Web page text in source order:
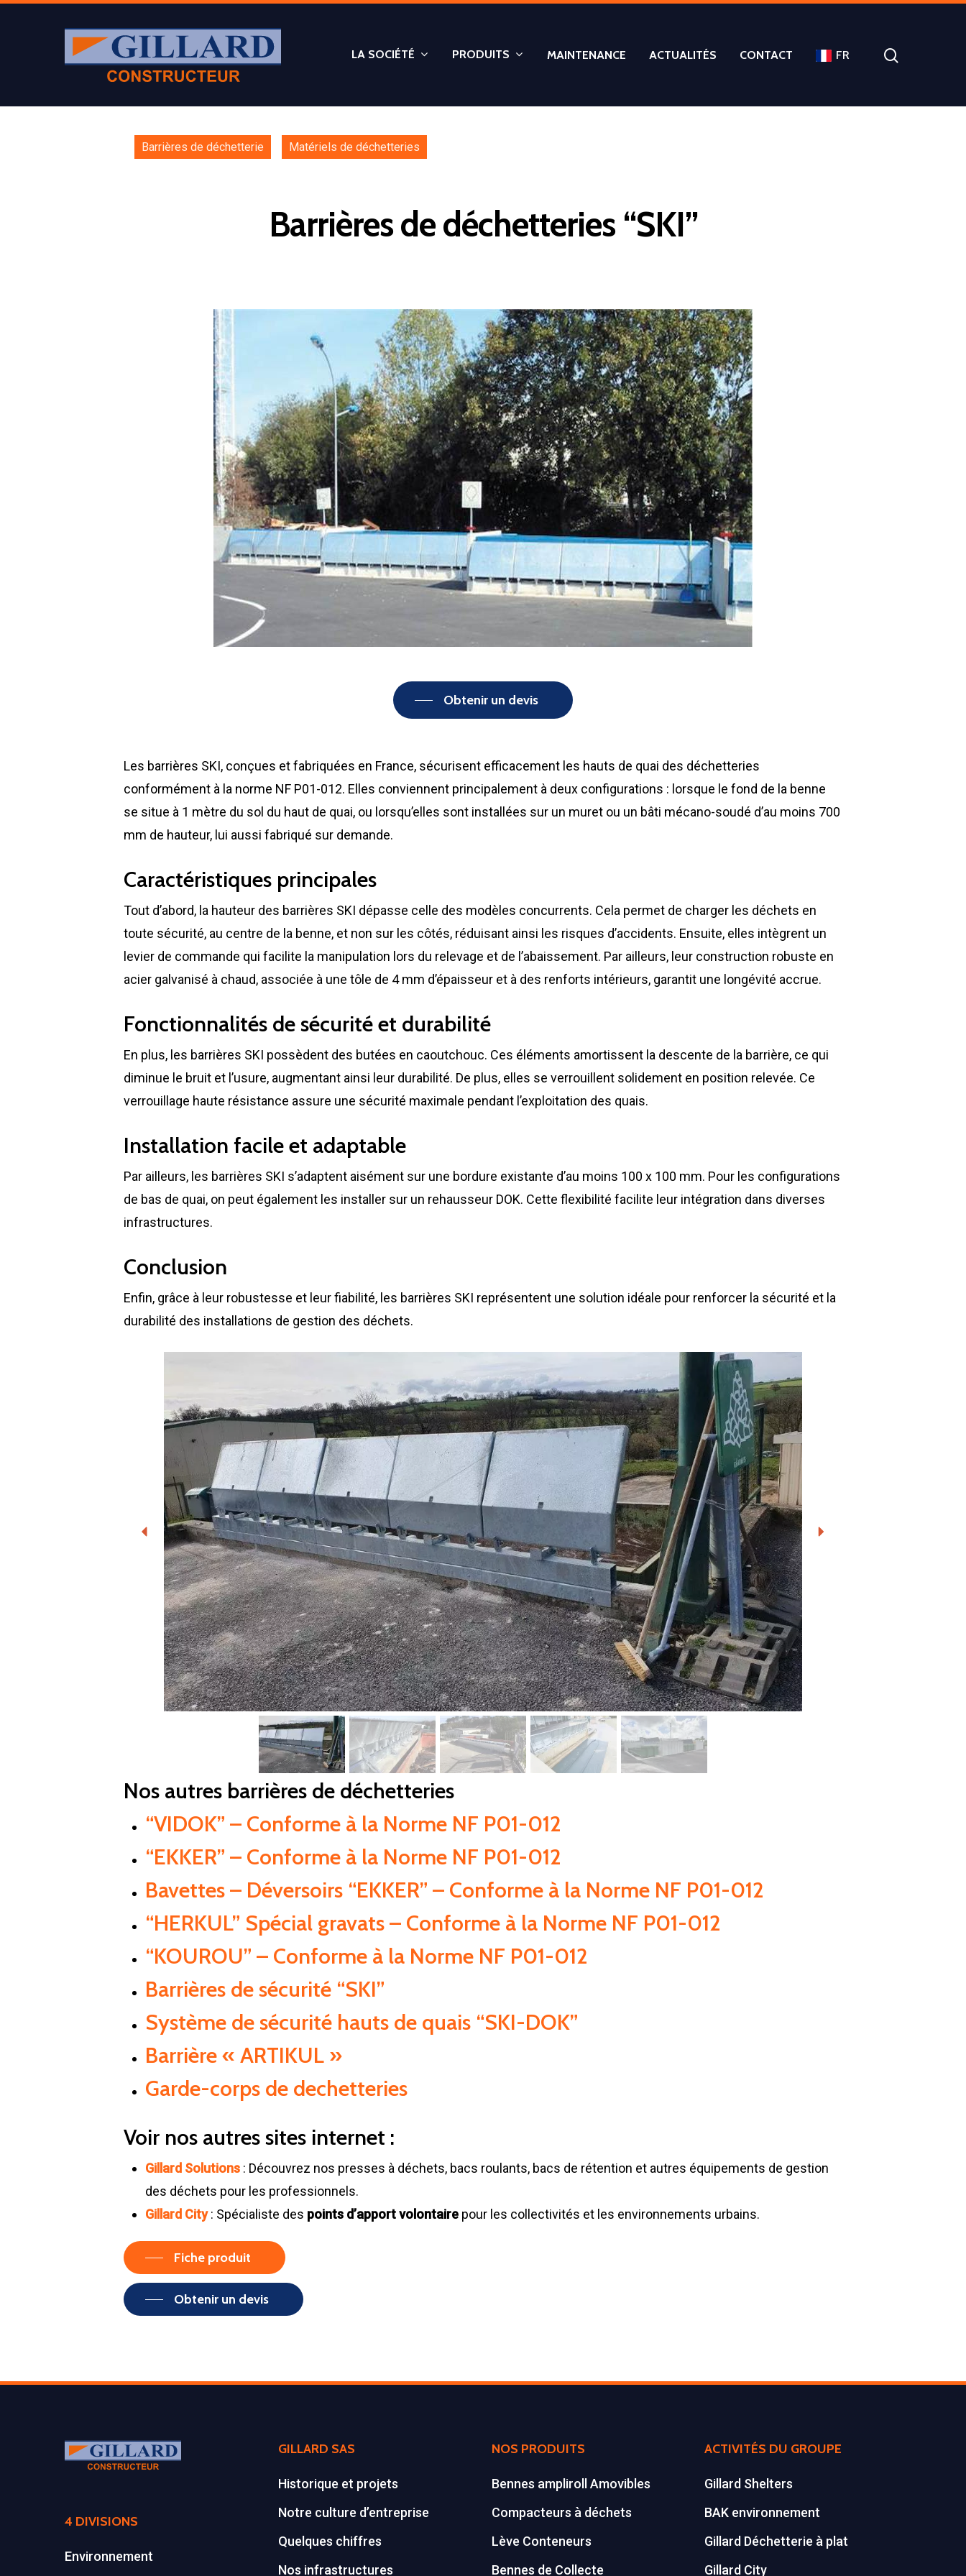
Appuyer sur Entrer ou ESC pour fermer
LA SOCIÉTÉ PRODUITS MAINTENANCE ACTUALITÉS CONTACT FR
Barrières de déchetterie Matériels de déchetteries
Barrières de déchetteries “SKI”
Obtenir un devis
Les barrières SKI, conçues et fabriquées en France, sécurisent efficacement les hauts de quai des déchetteries
conformément à la norme NF P01-012. Elles conviennent principalement à deux configurations : lorsque le fond de la benne
se situe à 1 mètre du sol du haut de quai, ou lorsqu’elles sont installées sur un muret ou un bâti mécano-soudé d’au moins 700
mm de hauteur, lui aussi fabriqué sur demande.
Caractéristiques principales
Tout d’abord, la hauteur des barrières SKI dépasse celle des modèles concurrents. Cela permet de charger les déchets en
toute sécurité, au centre de la benne, et non sur les côtés, réduisant ainsi les risques d’accidents. Ensuite, elles intègrent un
levier de commande qui facilite la manipulation lors du relevage et de l’abaissement. Par ailleurs, leur construction robuste en
acier galvanisé à chaud, associée à une tôle de 4 mm d’épaisseur et à des renforts intérieurs, garantit une longévité accrue.
Fonctionnalités de sécurité et durabilité
En plus, les barrières SKI possèdent des butées en caoutchouc. Ces éléments amortissent la descente de la barrière, ce qui
diminue le bruit et l’usure, augmentant ainsi leur durabilité. De plus, elles se verrouillent solidement en position relevée. Ce
verrouillage haute résistance assure une sécurité maximale pendant l’exploitation des quais.
Installation facile et adaptable
Par ailleurs, les barrières SKI s’adaptent aisément sur une bordure existante d’au moins 100 x 100 mm. Pour les configurations
de bas de quai, on peut également les installer sur un rehausseur DOK. Cette flexibilité facilite leur intégration dans diverses
infrastructures.
Conclusion
Enfin, grâce à leur robustesse et leur fiabilité, les barrières SKI représentent une solution idéale pour renforcer la sécurité et la
durabilité des installations de gestion des déchets.
Nos autres barrières de déchetteries
“VIDOK” – Conforme à la Norme NF P01-012
“EKKER” – Conforme à la Norme NF P01-012
Bavettes – Déversoirs “EKKER” – Conforme à la Norme NF P01-012
“HERKUL” Spécial gravats – Conforme à la Norme NF P01-012
“KOUROU” – Conforme à la Norme NF P01-012
Barrières de sécurité “SKI”
Système de sécurité hauts de quais “SKI-DOK”
Barrière « ARTIKUL »
Garde-corps de dechetteries
Voir nos autres sites internet :
Gillard Solutions : Découvrez nos presses à déchets, bacs roulants, bacs de rétention et autres équipements de gestion
des déchets pour les professionnels.
Gillard City: Spécialiste des points d’apport volontaire pour les collectivités et les environnements urbains.
Fiche produit
Obtenir un devis
4 DIVISIONS
Environnement
GILLARD SAS
Historique et projets
Notre culture d’entreprise
Quelques chiffres
Nos infrastructures
NOS PRODUITS
Bennes ampliroll Amovibles
Compacteurs à déchets
Lève Conteneurs
Bennes de Collecte
ACTIVITÉS DU GROUPE
Gillard Shelters
BAK environnement
Gillard Déchetterie à plat
Gillard City
Environnement
GILLARD S.A.S.
Z.A., Rue des Peupliers / BP 27
77590 BOIS LE ROI
Tél : 01 60 69 68 66
contact@gillard-sas.fr